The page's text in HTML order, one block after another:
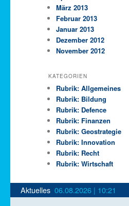
März 2013
Februar 2013
Januar 2013
Dezember 2012
November 2012
KATEGORIEN
Rubrik: Allgemeines
Rubrik: Bildung
Rubrik: Defence
Rubrik: Finanzen
Rubrik: Geostrategie
Rubrik: Innovation
Rubrik: Recht
Rubrik: Wirtschaft
Aktuelles 06.08.2026 | 10:21